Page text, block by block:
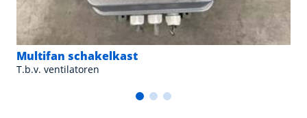
Multifan schakelkast
T.b.v. ventilatoren